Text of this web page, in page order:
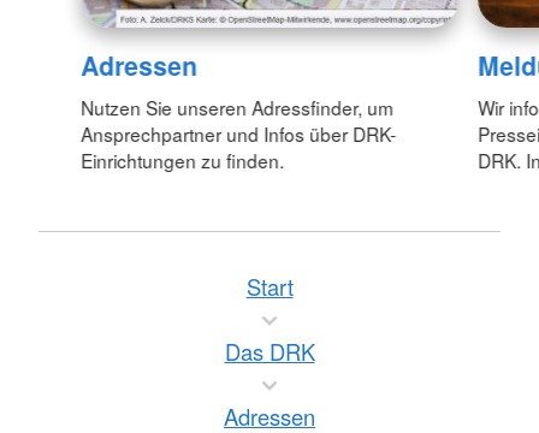
Adressen
Nutzen Sie unseren Adressfinder, um
Ansprechpartner und Infos über DRK-
Einrichtungen zu finden.
Wir
DRK.
Start
Das DRK
Adressen